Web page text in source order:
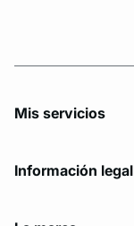
Mis servicios
Información legal